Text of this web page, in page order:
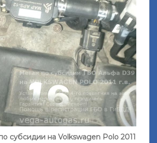
субсидии на Volkswagen Polo 2011